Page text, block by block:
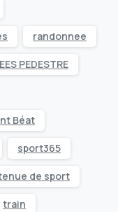
randonnee
PEDESTRE
Béat
sport365
de sport
train